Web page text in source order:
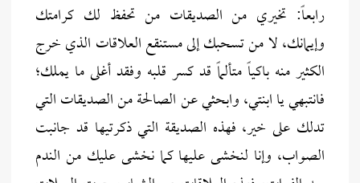
رابعاً: تخيري من الصديقات من تحفظ لك كرامتك
وإيمانك، لا من تسحبك إلى مستنقع العلاقات الذي خرج
الكثير منه باكياً متألماً قد كسر قلبه وفقد أغلى ما يملك؛
فانتبهي يا ابنتي، وابحثي عن الصالحة من الصديقات التي
تدلك على خير، فهذه الصديقة التي ذكرتيها قد جانبت
الصواب، وإنا لنخشى عليها كما نخشى عليك من الندم